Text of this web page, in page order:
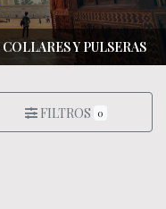
COLLARES Y PULSERAS
FILTROS 0